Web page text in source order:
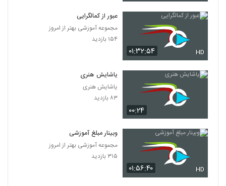
۰۱:۳۲:۵۴ HD
عبور از کمالگرایی
مجموعه آموزشی بهتر از امروز
۱۵۴ بازدید
۰۰:۲۴
یاشایش هنری
یاشایش هنری
۸۳ بازدید
۰۱:۵۶:۴۰ HD
وبینار مبلغ آموزشی
مجموعه آموزشی بهتر از امروز
۳۱۵ بازدید